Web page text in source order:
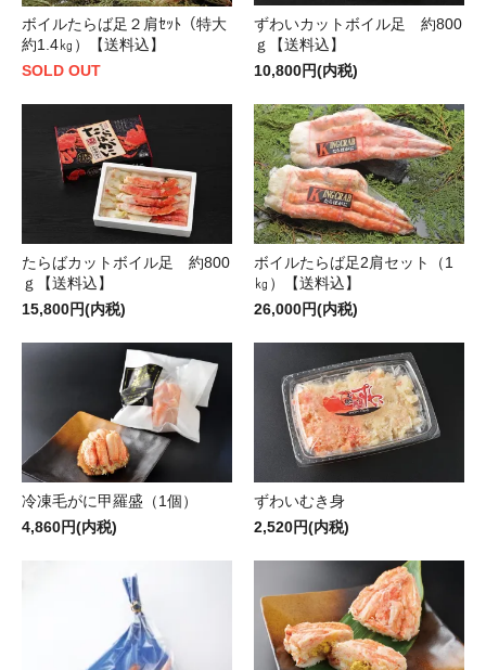
ボイルたらば足２肩ｾｯﾄ（特大
約1.4㎏）【送料込】
SOLD OUT
ずわいカットボイル足 約800
ｇ【送料込】
10,800円(内税)
たらばカットボイル足 約800
ｇ【送料込】
15,800円(内税)
ボイルたらば足2肩セット（1
㎏）【送料込】
26,000円(内税)
冷凍毛がに甲羅盛（1個）
4,860円(内税)
ずわいむき身
2,520円(内税)